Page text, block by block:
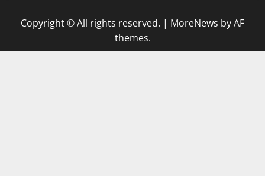
Copyright © All rights reserved. | MoreNews by AF
themes.